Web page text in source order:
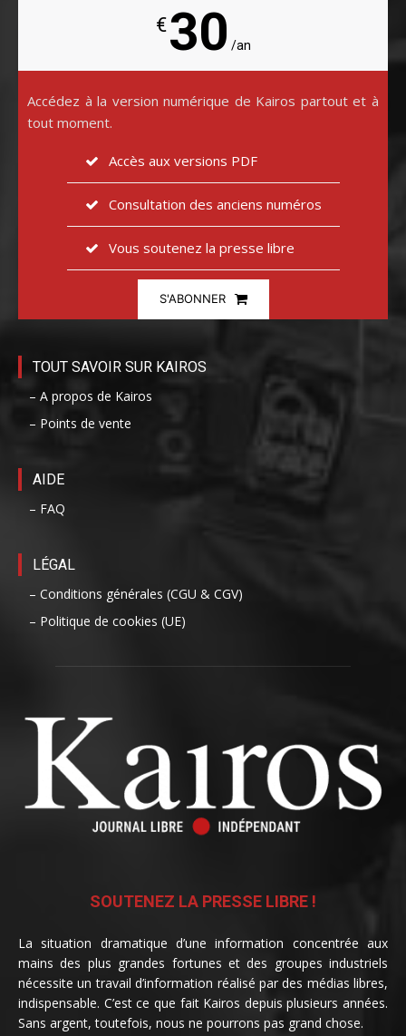
€30 /an
Accédez à la version numérique de Kairos partout et à
tout moment.
Accès aux versions PDF
Consultation des anciens numéros
Vous soutenez la presse libre
S'ABONNER
TOUT SAVOIR SUR KAIROS
– A propos de Kairos
– Points de vente
AIDE
– FAQ
LÉGAL
– Conditions générales (CGU & CGV)
– Politique de cookies (UE)
SOUTENEZ LA PRESSE LIBRE !
La situation dramatique d’une information concentrée aux
mains des plus grandes fortunes et des groupes industriels
nécessite un travail d’information réalisé par des médias libres,
indispensable. C’est ce que fait Kairos depuis plusieurs années.
Sans argent, toutefois, nous ne pourrons pas grand chose.